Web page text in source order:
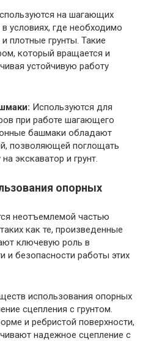
на шагающих
условиях, где необходимо
плотные грунты. Такие
который вращается и
устойчивую работу
Используются для
при работе шагающего
башмаки обладают
позволяющей поглощать
экскаватор и грунт.
опорных
неотъемлемой частью
как те, произведенные
ключевую роль в
и безопасности работы этих
использования опорных
сцепления с грунтом.
и ребристой поверхности,
надежное сцепление с